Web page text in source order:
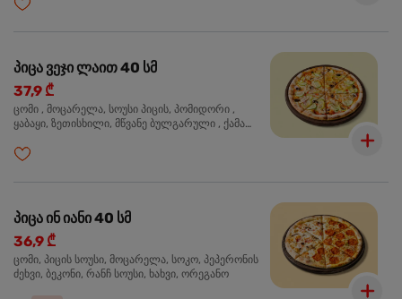
პიცა ვეჯი ლაით 40 სმ
37,9 ₾
ცომი , მოცარელა, სოუსი პიცის, პომიდორი ,
ყაბაყი, ზეთისხილი, მწვანე ბულგარული , ქამა
პიცა ინ იანი 40 სმ
36,9 ₾
ცომი, პიცის სოუსი, მოცარელა, სოკო, პეპერონის
ძეხვი, ბეკონი, რანჩ სოუსი, ხახვი, ორეგანო